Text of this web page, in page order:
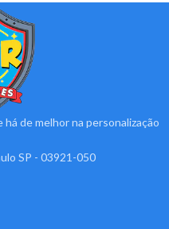
de melhor na personalização
SP - 03921-050